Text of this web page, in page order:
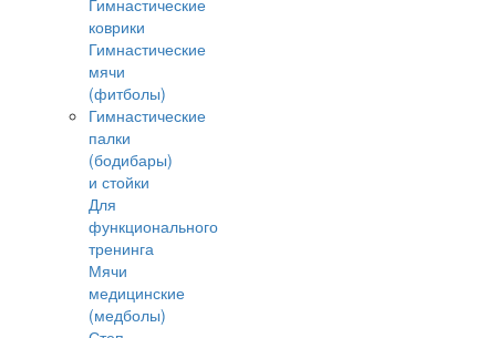
Гимнастические
коврики
Гимнастические
мячи
(фитболы)
Гимнастические
палки
(бодибары)
и стойки
Для
функционального
тренинга
Мячи
медицинские
(медболы)